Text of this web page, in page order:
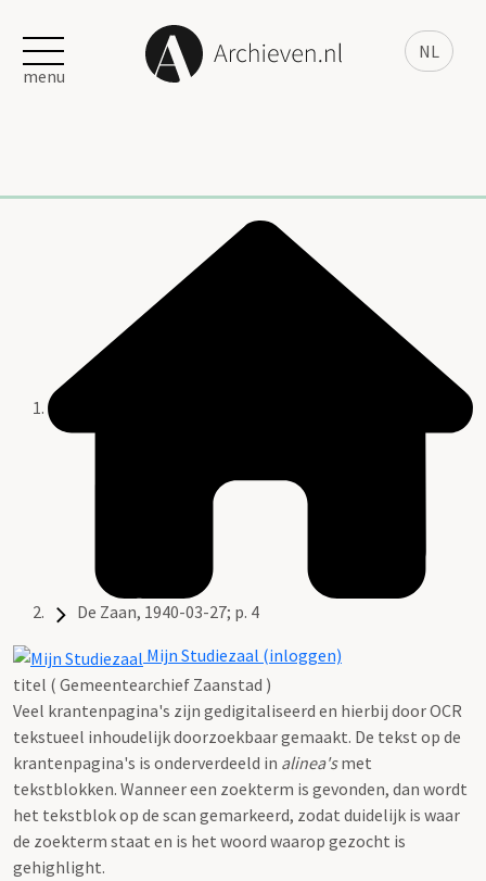
NL
menu
De Zaan, 1940-03-27; p. 4
Mijn Studiezaal (inloggen)
titel ( Gemeentearchief Zaanstad )
Veel krantenpagina's zijn gedigitaliseerd en hierbij door OCR
tekstueel inhoudelijk doorzoekbaar gemaakt. De tekst op de
krantenpagina's is onderverdeeld in alinea'smet
tekstblokken. Wanneer een zoekterm is gevonden, dan wordt
het tekstblok op de scan gemarkeerd, zodat duidelijk is waar
de zoekterm staat en is het woord waarop gezocht is
gehighlight.